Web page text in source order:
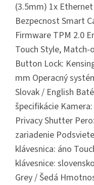
(3.5mm) 1x
Bezpecnost Smart
Firmware TPM 2.0
Touch Style,
Button Lock:
mm Operacný
Slovak / English
špecifikácie
Privacy Shutter
zariadenie
klávesnica: áno
klávesnice:
Grey / Šedá